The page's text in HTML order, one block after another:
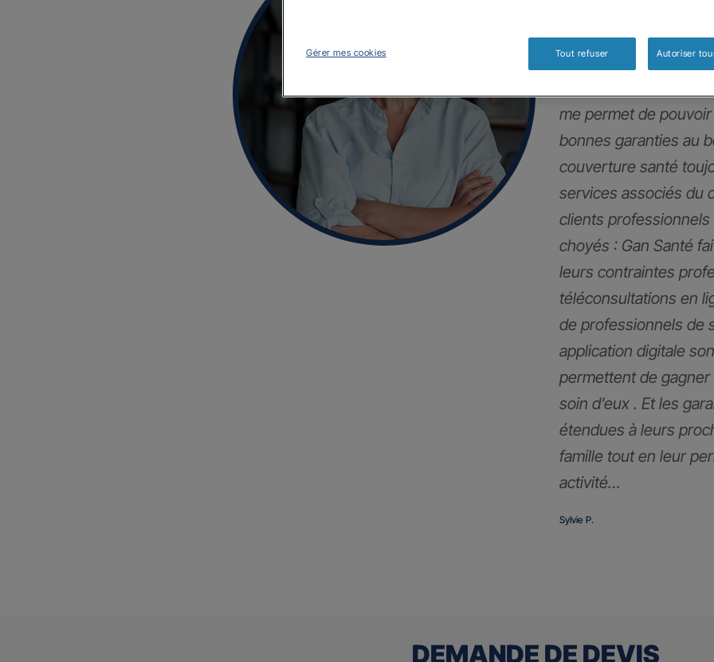
d’expert !
Mes clients et moi
me permet de
bonnes garanties au
couverture santé
services associés du
clients
choyés : Gan Santé
leurs contraintes
téléconsultations en
de professionnels de
application digitale
permettent de
soin d’eux . Et les
étendues à leurs
famille tout en leur
activité…
Sylvie P.
DEMANDE DE DEVIS
Gérer mes cookies Tout refuser Autoriser